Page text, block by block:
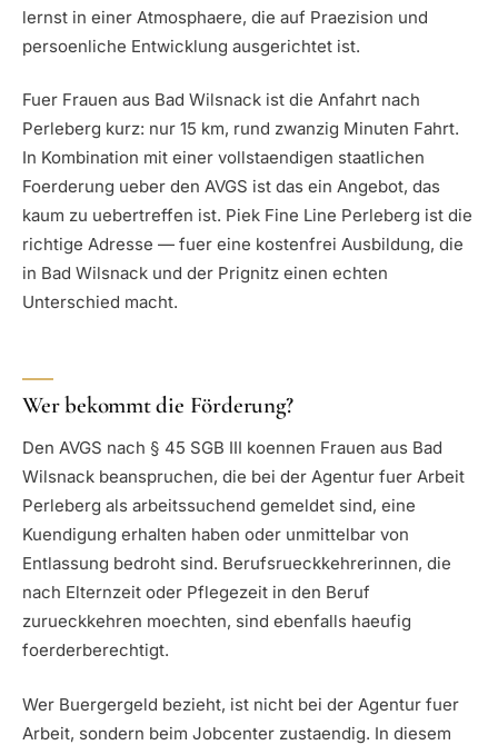
lernst in einer Atmosphaere, die auf Praezision und
persoenliche Entwicklung ausgerichtet ist.
Fuer Frauen aus Bad Wilsnack ist die Anfahrt nach
Perleberg kurz: nur 15 km, rund zwanzig Minuten Fahrt.
In Kombination mit einer vollstaendigen staatlichen
Foerderung ueber den AVGS ist das ein Angebot, das
kaum zu uebertreffen ist. Piek Fine Line Perleberg ist die
richtige Adresse — fuer eine kostenfrei Ausbildung, die
in Bad Wilsnack und der Prignitz einen echten
Unterschied macht.
Wer bekommt die Förderung?
Den AVGS nach § 45 SGB III koennen Frauen aus Bad
Wilsnack beanspruchen, die bei der Agentur fuer Arbeit
Perleberg als arbeitssuchend gemeldet sind, eine
Kuendigung erhalten haben oder unmittelbar von
Entlassung bedroht sind. Berufsrueckkehrerinnen, die
nach Elternzeit oder Pflegezeit in den Beruf
zurueckkehren moechten, sind ebenfalls haeufig
foerderberechtigt.
Wer Buergergeld bezieht, ist nicht bei der Agentur fuer
Arbeit, sondern beim Jobcenter zustaendig. In diesem